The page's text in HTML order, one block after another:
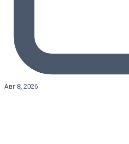
Авг 8, 2026